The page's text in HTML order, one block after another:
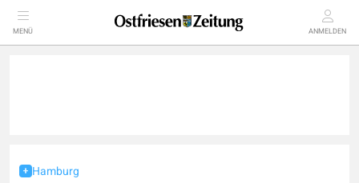
MENÜ ANMELDEN
Hamburg